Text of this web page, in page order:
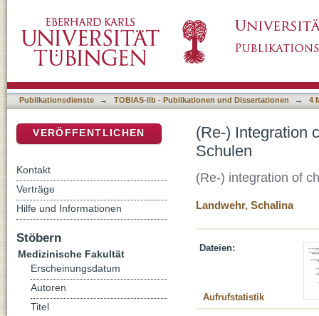
Publikationsdienste → TOBIAS-lib - Publikationen und Dissertationen → 4
(Re-) Integration
Schulen
(Re-) integration of
Landwehr, Schalina
Dateien:
Aufrufstatistik
VERÖFFENTLICHEN
Kontakt
Verträge
Hilfe und Informationen
Stöbern
Medizinische Fakultät
Erscheinungsdatum
Autoren
Titel